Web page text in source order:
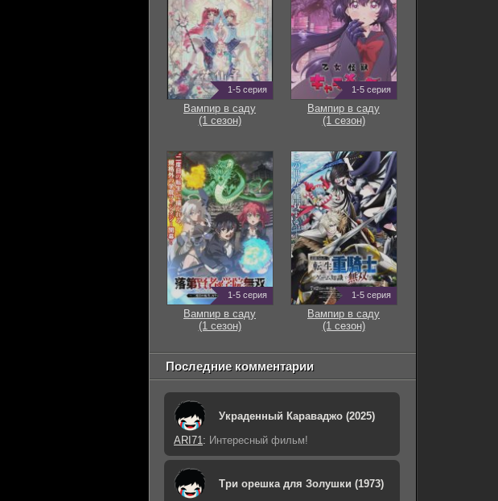
1-5 серия
Вампир в саду
(1 сезон)
1-5 серия
Вампир в саду
(1 сезон)
1-5 серия
Вампир в саду
(1 сезон)
1-5 серия
Вампир в саду
(1 сезон)
Последние комментарии
Украденный Караваджо (2025)
ARI71: Интересный фильм!
Три орешка для Золушки (1973)